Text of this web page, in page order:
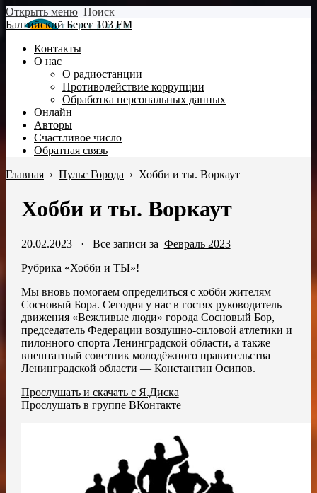
Открыть меню Поиск
Балтийский Берег 103 FM
Контакты
О нас
О радиостанции
Противодействие коррупции
Обработка персональных данных
Онлайн
Авторы
Счастливое число
Обратная связь
Главная › Пульс Города › Хобби и ты. Воркаут
Хобби и ты. Воркаут
20.02.2023· Все записи за Февраль 2023
Рубрика «Хобби и ТЫ»!
Мы вновь помогаем определиться с хобби жителям
Сосновый Бора. Сегодня у нас в гостях руководитель
движения «Вежливые люди» города Сосновый Бор,
председатель Федерации воздушно-силовой атлетики и
пилонного спорта Ленинградской области, а также
внештатный советник молодёжного правительства
Ленинградской области — Константин Осипов.
Прослушать и скачать с Я.Диска
Прослушать в группе ВКонтакте